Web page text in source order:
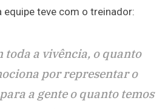
equipe teve com o treinador:
toda a vivência, o quanto
por representar o
a gente o quanto temos